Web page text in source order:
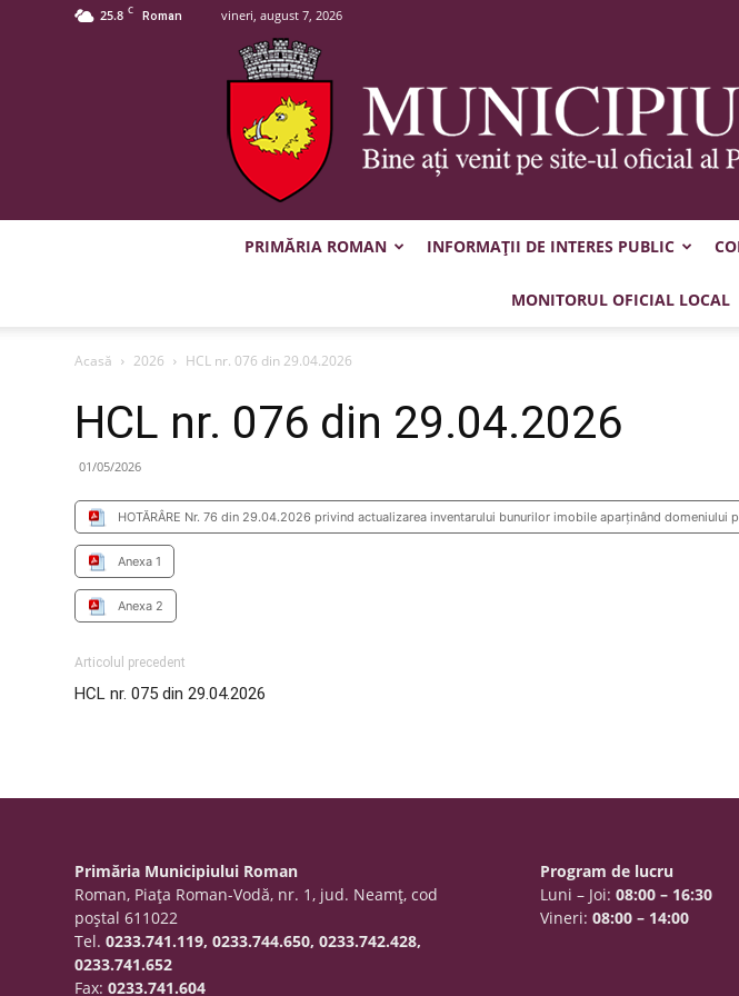
25.8 C Roman vineri, august 7, 2026
PRIMĂRIA ROMAN INFORMAȚII DE INTERES PUBLIC
MONITORUL OFICIAL LOCAL
Acasă 2026 HCL nr. 076 din 29.04.2026
HCL nr. 076 din 29.04.2026
01/05/2026
HOTĂRÂRE Nr. 76 din 29.04.2026 privind actualizarea inventarului bunurilor imobile aparținând domeniului
Anexa 1
Anexa 2
Articolul precedent
HCL nr. 075 din 29.04.2026
Primăria Municipiului Roman
Roman, Piaţa Roman-Vodă, nr. 1, jud. Neamţ, cod
poştal 611022
Tel.0233.741.119, 0233.744.650, 0233.742.428,
0233.741.652
Fax:0233.741.604
Program de lucru
Luni – Joi:08:00 – 16:30
Vineri:08:00 – 14:00